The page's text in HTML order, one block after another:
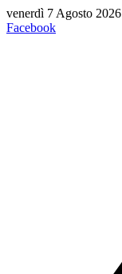
Vai
al
venerdì 7 Agosto 2026
Facebook